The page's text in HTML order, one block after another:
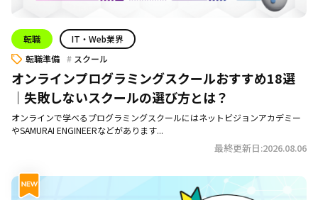
転職
IT・Web業界
転職準備
スクール
オンラインプログラミングスクールおすすめ18選
｜失敗しないスクールの選び方とは？
オンラインで学べるプログラミングスクールにはネットビジョンアカデミー
やSAMURAI ENGINEERなどがあります...
最終更新日:2026.08.06